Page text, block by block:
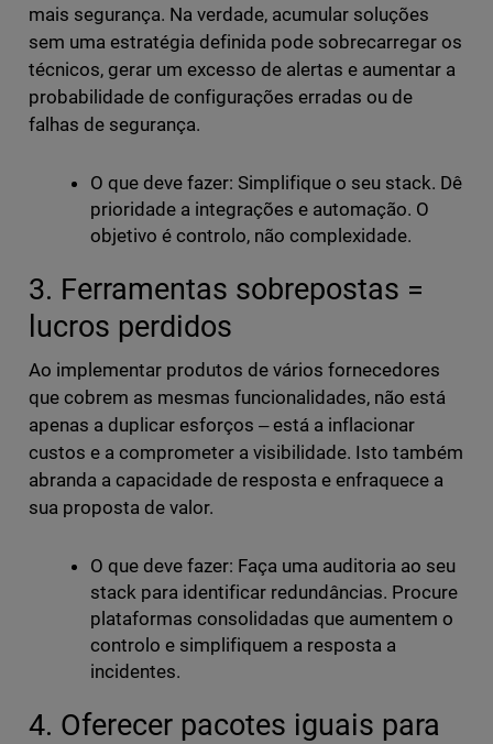
mais segurança. Na verdade, acumular soluções
sem uma estratégia definida pode sobrecarregar os
técnicos, gerar um excesso de alertas e aumentar a
probabilidade de configurações erradas ou de
falhas de segurança.
O que deve fazer: Simplifique o seu stack. Dê
prioridade a integrações e automação. O
objetivo é controlo, não complexidade.
3. Ferramentas sobrepostas =
lucros perdidos
Ao implementar produtos de vários fornecedores
que cobrem as mesmas funcionalidades, não está
apenas a duplicar esforços ‒ está a inflacionar
custos e a comprometer a visibilidade. Isto também
abranda a capacidade de resposta e enfraquece a
sua proposta de valor.
O que deve fazer: Faça uma auditoria ao seu
stack para identificar redundâncias. Procure
plataformas consolidadas que aumentem o
controlo e simplifiquem a resposta a
incidentes.
4. Oferecer pacotes iguais para